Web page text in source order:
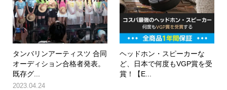
タンバリンアーティスツ 合同
オーディション合格者発表。
既存グ...
2023.04.24
ヘッドホン・スピーカーな
ど、日本で何度もVGP賞を受
賞！【E...